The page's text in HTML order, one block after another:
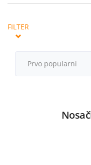
Akcije
Podrška
FILTER